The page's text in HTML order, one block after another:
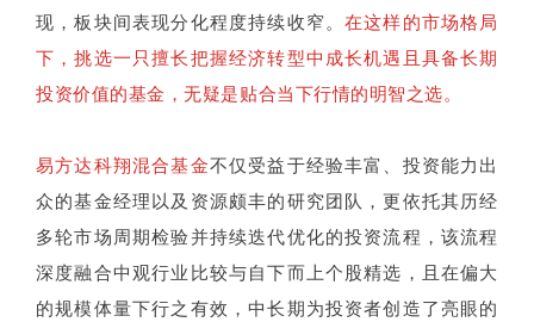
现，板块间表现分化程度持续收窄。在这样的市场格局
下，挑选一只擅长把握经济转型中成长机遇且具备长期
投资价值的基金，无疑是贴合当下行情的明智之选。
易方达科翔混合基金不仅受益于经验丰富、投资能力出
众的基金经理以及资源颇丰的研究团队，更依托其历经
多轮市场周期检验并持续迭代优化的投资流程，该流程
深度融合中观行业比较与自下而上个股精选，且在偏大
的规模体量下行之有效，中长期为投资者创造了亮眼的